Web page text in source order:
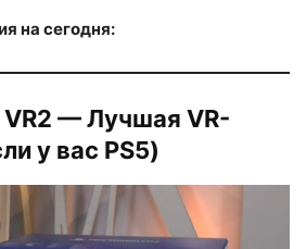
на сегодня:
— Лучшая VR-
у вас PS5)